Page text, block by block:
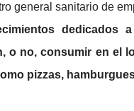
general sanitario de
o no, consumir en el
pizzas,